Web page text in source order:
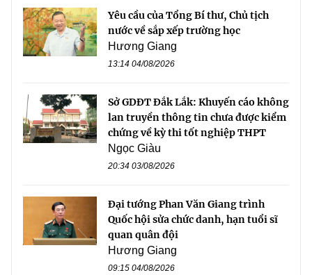
Yêu cầu của Tổng Bí thư, Chủ tịch
nước về sắp xếp trường học
Hương Giang
13:14 04/08/2026
Sở GDĐT Đắk Lắk: Khuyến cáo không
lan truyền thông tin chưa được kiểm
chứng về kỳ thi tốt nghiệp THPT
Ngọc Giàu
20:34 03/08/2026
Đại tướng Phan Văn Giang trình
Quốc hội sửa chức danh, hạn tuổi sĩ
quan quân đội
Hương Giang
09:15 04/08/2026